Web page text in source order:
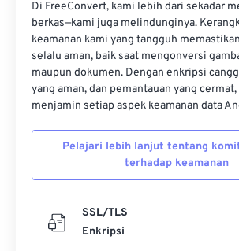
Di FreeConvert, kami lebih dari sekadar
berkas—kami juga melindunginya.
keamanan kami yang tangguh
selalu aman, baik saat mengonversi
maupun dokumen. Dengan enkripsi
yang aman, dan pemantauan yang
menjamin setiap aspek keamanan data
Pelajari lebih lanjut tentang
terhadap keamanan
SSL/TLS
Enkripsi